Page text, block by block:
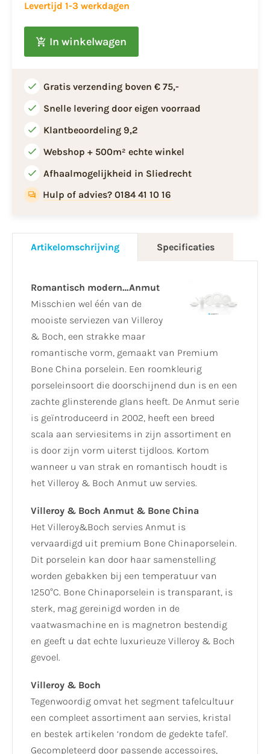
Levertijd 1-3 werkdagen
In winkelwagen
Gratis verzending boven € 75,-
Snelle levering door eigen voorraad
Klantbeoordeling 9,2
Webshop + 500m² echte winkel
Afhaalmogelijkheid in Sliedrecht
Hulp of advies? 0184 41 10 16
Artikelomschrijving Specificaties
Romantisch modern…Anmut
Misschien wel één van de
mooiste serviezen van Villeroy
& Boch, een strakke maar
romantische vorm, gemaakt van Premium
Bone China porselein. Een roomkleurig
porseleinsoort die doorschijnend dun is en een
zachte glinsterende glans heeft. De Anmut serie
is geïntroduceerd in 2002, heeft een breed
scala aan serviesitems in zijn assortiment en
is door zijn vorm uiterst tijdloos. Kortom
wanneer u van strak en romantisch houdt is
het Villeroy & Boch Anmut uw servies.
Villeroy & Boch Anmut & Bone China
Het Villeroy&Boch servies Anmut is
vervaardigd uit premium Bone Chinaporselein.
Dit porselein kan door haar samenstelling
worden gebakken bij een temperatuur van
1250°C. Bone Chinaporselein is transparant, is
sterk, mag gereinigd worden in de
vaatwasmachine en is magnetron bestendig
en geeft u dat echte luxurieuze Villeroy & Boch
gevoel.
Villeroy & Boch
Tegenwoordig omvat het segment tafelcultuur
een compleet assortiment aan servies, kristal
en bestek artikelen ‘rondom de gedekte tafel'.
Gecompleteerd door passende accessoires,